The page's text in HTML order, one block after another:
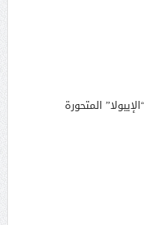
المتحورة